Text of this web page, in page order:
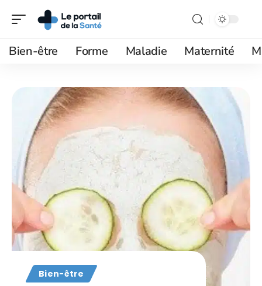
Bien-être Forme Maladie Maternité
Bien-être